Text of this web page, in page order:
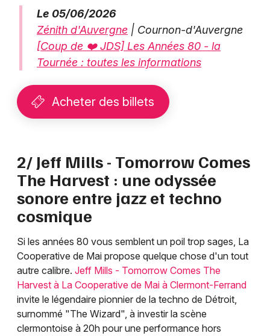
Le 05/06/2026
Zénith d'Auvergne | Cournon-d'Auvergne
[Coup de ❤️ JDS] Les Années 80 - la
Tournée : toutes les informations
Acheter des billets
2/ Jeff Mills - Tomorrow Comes
The Harvest : une odyssée
sonore entre jazz et techno
cosmique
Si les années 80 vous semblent un poil trop sages, La
Cooperative de Mai propose quelque chose d'un tout
autre calibre. Jeff Mills - Tomorrow Comes The
Harvest à La Cooperative de Mai à Clermont-Ferrand
invite le légendaire pionnier de la techno de Détroit,
surnommé "The Wizard", à investir la scène
clermontoise à 20h pour une performance hors